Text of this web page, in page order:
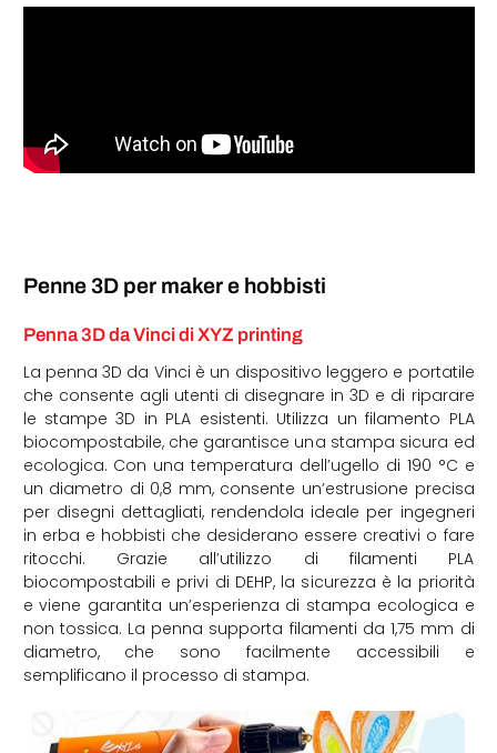
Penne 3D per maker e hobbisti
Penna 3D da Vinci di XYZ printing
La penna 3D da Vinci è un dispositivo leggero e portatile
che consente agli utenti di disegnare in 3D e di riparare
le stampe 3D in PLA esistenti. Utilizza un filamento PLA
biocompostabile, che garantisce una stampa sicura ed
ecologica. Con una temperatura dell’ugello di 190 °C e
un diametro di 0,8 mm, consente un’estrusione precisa
per disegni dettagliati, rendendola ideale per ingegneri
in erba e hobbisti che desiderano essere creativi o fare
ritocchi. Grazie all’utilizzo di filamenti PLA
biocompostabili e privi di DEHP, la sicurezza è la priorità
e viene garantita un’esperienza di stampa ecologica e
non tossica. La penna supporta filamenti da 1,75 mm di
diametro, che sono facilmente accessibili e
semplificano il processo di stampa.